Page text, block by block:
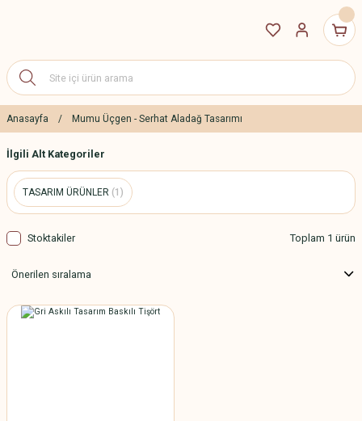
Anasayfa Mumu Üçgen - Serhat Aladağ Tasarımı
İlgili Alt Kategoriler
TASARIM ÜRÜNLER (1)
Stoktakiler Toplam 1 ürün